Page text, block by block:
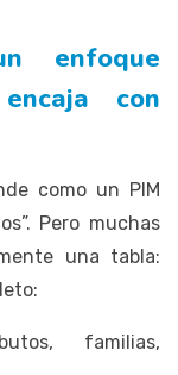
enfoque
con
como un PIM
Pero muchas
una tabla:
familias,